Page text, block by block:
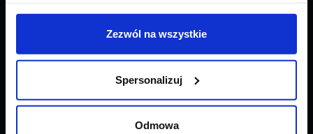
Zezwól na wszystkie
Spersonalizuj
Odmowa
Mocne strony transportu drobnicowego sprawiają, że w wielu
sytuacjach okazuje się on najlepszym rozwiązaniem do zaspokojenia
możesz zaoszczędzić swój czas i pieniądze.
UZYSKAJ WYCENĘ